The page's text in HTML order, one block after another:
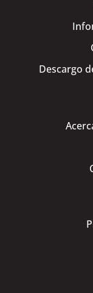
Descargo